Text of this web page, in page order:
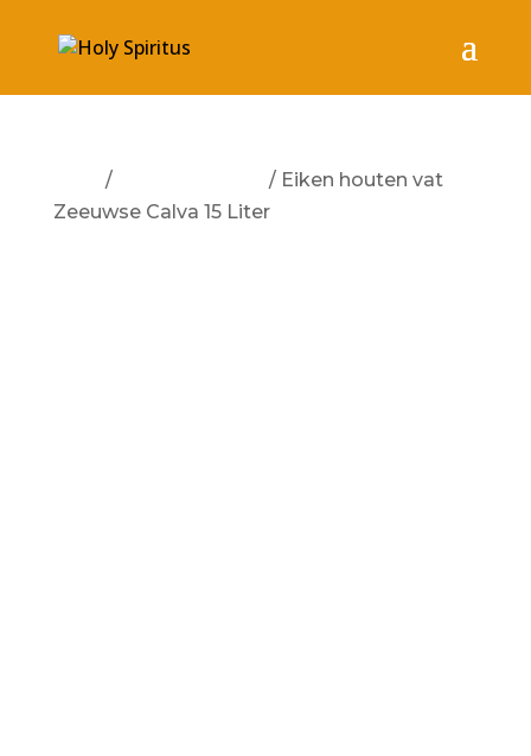
/
/ Eiken houten vat
Zeeuwse Calva 15 Liter